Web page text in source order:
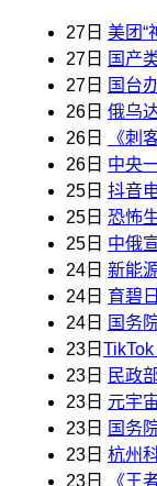
27日 美团“
27日
国产
27日
国台
26日 俄乌
26日
《刺
26日 中央
25日 抖音
25日 恐怖
25日 中俄
24日 新能
24日 育碧
24日
国务
23日
23日
民政
23日 元宇
23日
国务
23日 杭州
23日
《王